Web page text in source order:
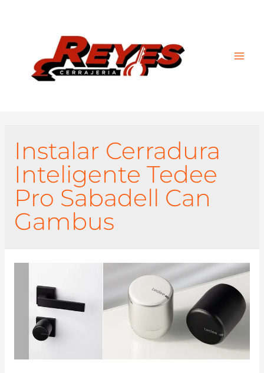
Instalar Cerradura
Inteligente Tedee
Pro Sabadell Can
Gambus